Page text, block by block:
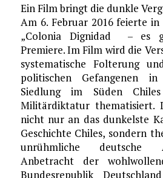
Ein Film bringt die dunkle
Am 6. Februar 2016 feierte
„Colonia Dignidad – es
Premiere. Im Film wird die
systematische Folterung
politischen Gefangenen
Siedlung im Süden
Militärdiktatur thematisiert.
nicht nur an das dunkelste
Geschichte Chiles, sondern
unrühmliche deutsche
Anbetracht der
Bundesrepublik